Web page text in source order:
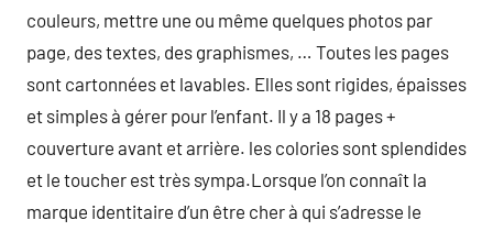
couleurs, mettre une ou même quelques photos par
page, des textes, des graphismes, … Toutes les pages
sont cartonnées et lavables. Elles sont rigides, épaisses
et simples à gérer pour l’enfant. Il y a 18 pages +
couverture avant et arrière. les colories sont splendides
et le toucher est très sympa.Lorsque l’on connaît la
marque identitaire d’un être cher à qui s’adresse le